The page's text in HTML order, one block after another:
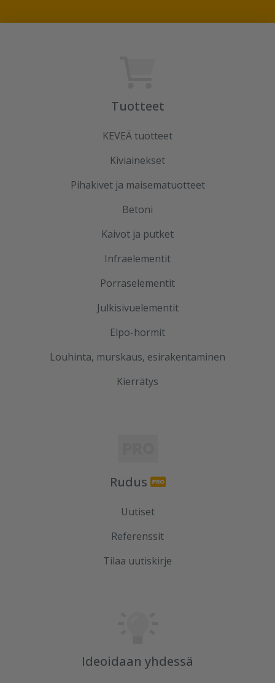
Tuotteet
KEVEÄ tuotteet
Kiviainekset
Pihakivet ja maisematuotteet
Betoni
Kaivot ja putket
Infraelementit
Porraselementit
Julkisivuelementit
Elpo-hormit
Louhinta, murskaus, esirakentaminen
Kierrätys
Rudus
Uutiset
Referenssit
Tilaa uutiskirje
Ideoidaan yhdessä